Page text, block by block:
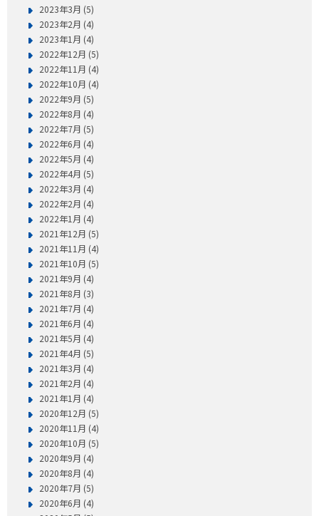
2023年3月 (5)
2023年2月 (4)
2023年1月 (4)
2022年12月 (5)
2022年11月 (4)
2022年10月 (4)
2022年9月 (5)
2022年8月 (4)
2022年7月 (5)
2022年6月 (4)
2022年5月 (4)
2022年4月 (5)
2022年3月 (4)
2022年2月 (4)
2022年1月 (4)
2021年12月 (5)
2021年11月 (4)
2021年10月 (5)
2021年9月 (4)
2021年8月 (3)
2021年7月 (4)
2021年6月 (4)
2021年5月 (4)
2021年4月 (5)
2021年3月 (4)
2021年2月 (4)
2021年1月 (4)
2020年12月 (5)
2020年11月 (4)
2020年10月 (5)
2020年9月 (4)
2020年8月 (4)
2020年7月 (5)
2020年6月 (4)